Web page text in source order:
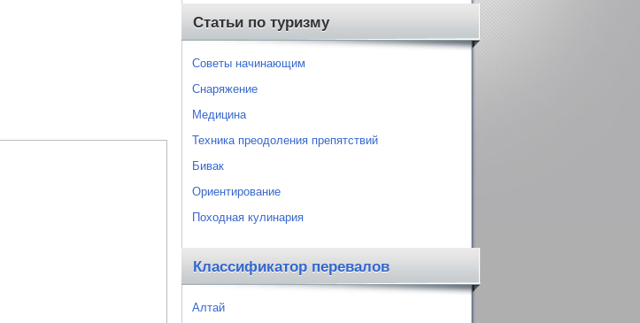
Статьи по туризму
Советы начинающим
Снаряжение
Медицина
Техника преодоления препятствий
Бивак
Ориентирование
Походная кулинария
Классификатор перевалов
Алтай